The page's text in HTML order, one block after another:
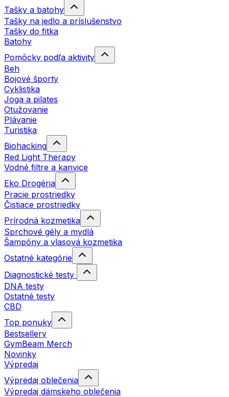
Tašky a batohy
Tašky na jedlo a príslušenstvo
Tašky do fitka
Batohy
Pomôcky podľa aktivity
Beh
Bojové športy
Cyklistika
Joga a pilates
Otužovanie
Plávanie
Turistika
Biohacking
Red Light Therapy
Vodné filtre a kanvice
Eko Drogéria
Pracie prostriedky
Čistiace prostriedky
Prírodná kozmetika
Sprchové gély a mydlá
Šampóny a vlasová kozmetika
Ostatné kategórie
Diagnostické testy
DNA testy
Ostatné testy
CBD
Top ponuky
Bestsellery
GymBeam Merch
Novinky
Výpredaj
Výpredaj oblečenia
Výpredaj dámskeho oblečenia